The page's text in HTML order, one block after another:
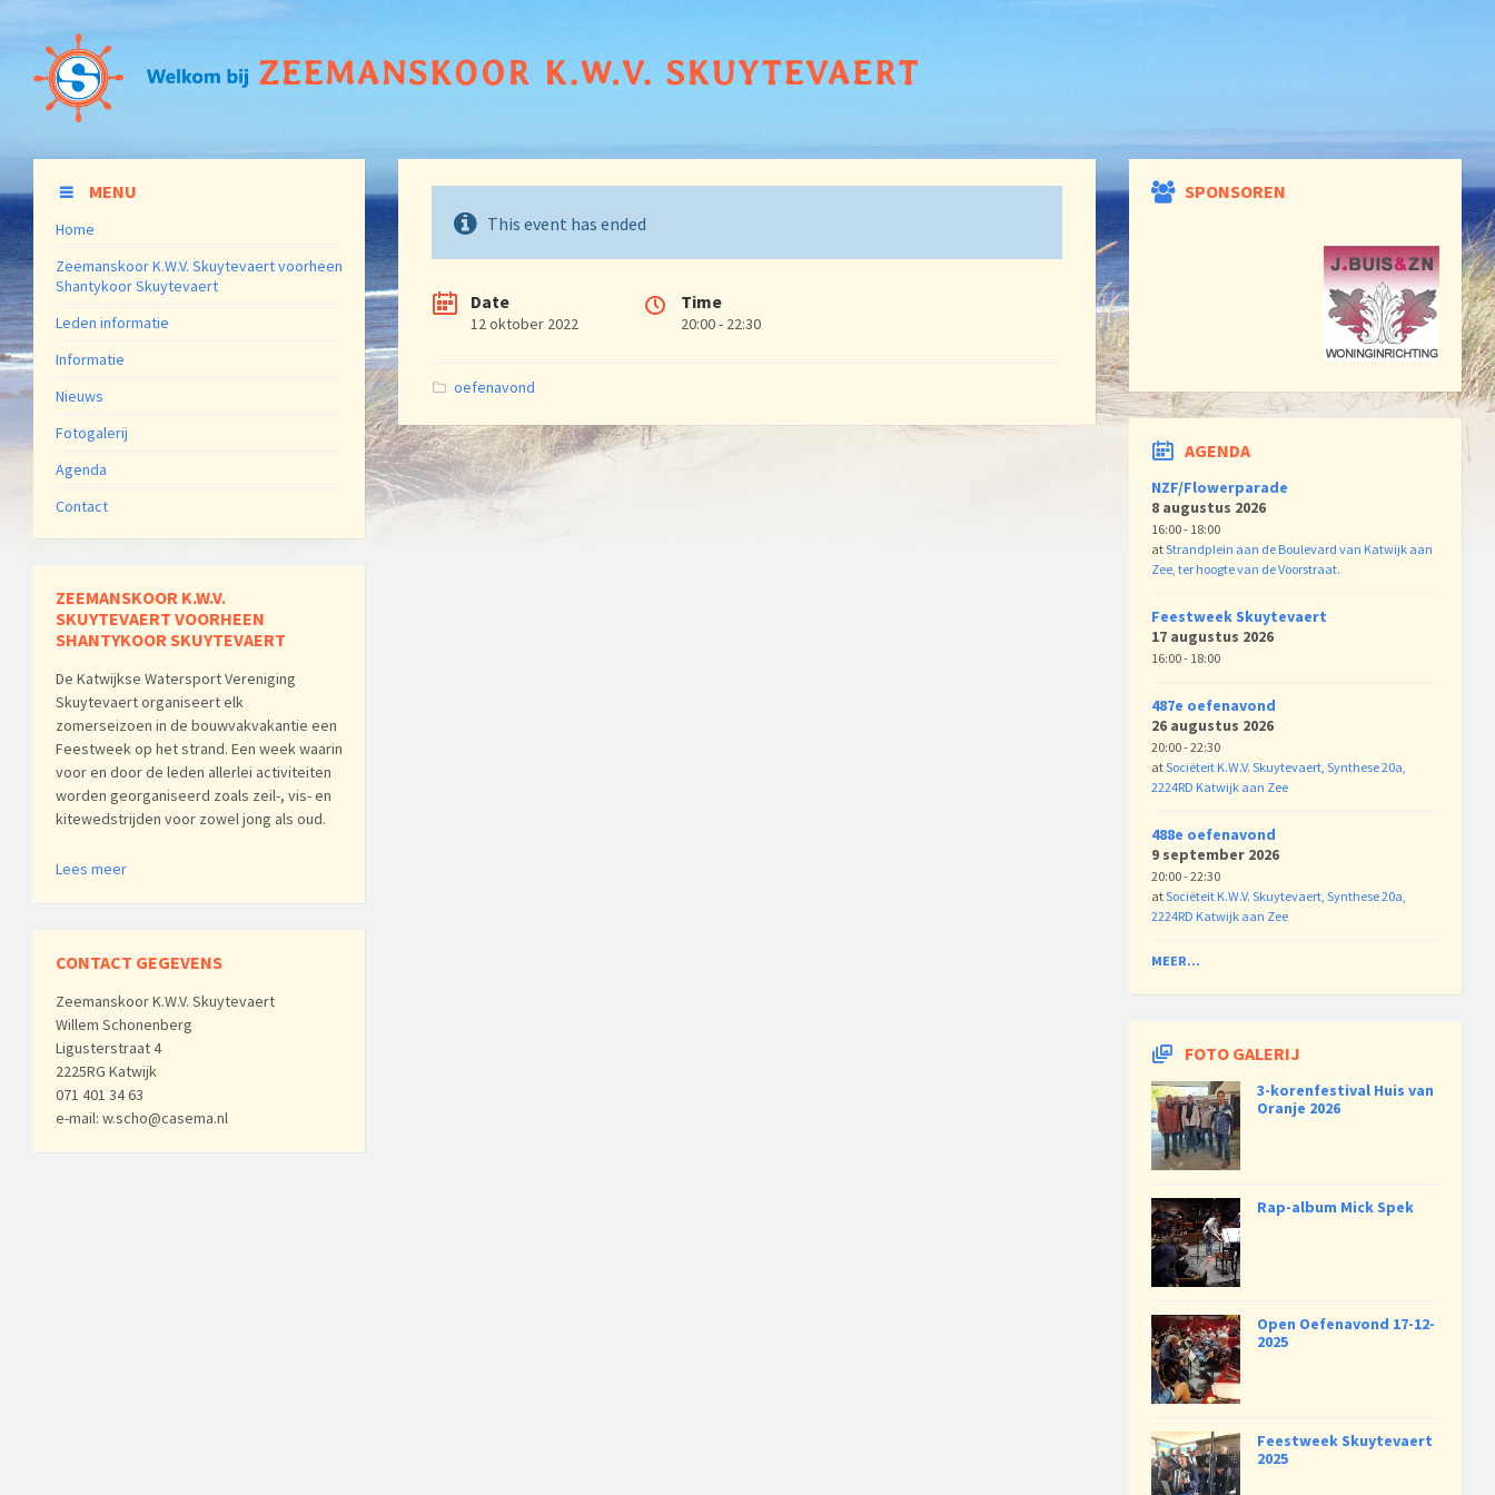
This event has ended
Date
12 oktober 2022
Time
20:00 - 22:30
Categories:
oefenavond
MENU
Home
Zeemanskoor K.W.V. Skuytevaert voorheen
Shantykoor Skuytevaert
Leden informatie
Informatie
Nieuws
Fotogalerij
Agenda
Contact
ZEEMANSKOOR K.W.V.
SKUYTEVAERT VOORHEEN
SHANTYKOOR SKUYTEVAERT
De Katwijkse Watersport Vereniging
Skuytevaert organiseert elk
zomerseizoen in de bouwvakvakantie een
Feestweek op het strand. Een week waarin
voor en door de leden allerlei activiteiten
worden georganiseerd zoals zeil-, vis- en
kitewedstrijden voor zowel jong als oud.
Lees meer
CONTACT GEGEVENS
Zeemanskoor K.W.V. Skuytevaert
Willem Schonenberg
Ligusterstraat 4
2225RG Katwijk
071 401 34 63
e-mail: w.scho@casema.nl
SPONSOREN
AGENDA
NZF/Flowerparade
8 augustus 2026
16:00 - 18:00
atStrandplein aan de Boulevard van Katwijk aan
Zee, ter hoogte van de Voorstraat.
Feestweek Skuytevaert
17 augustus 2026
16:00 - 18:00
487e oefenavond
26 augustus 2026
20:00 - 22:30
atSociëteit K.W.V. Skuytevaert, Synthese 20a,
2224RD Katwijk aan Zee
488e oefenavond
9 september 2026
20:00 - 22:30
atSociëteit K.W.V. Skuytevaert, Synthese 20a,
2224RD Katwijk aan Zee
MEER...
FOTO GALERIJ
3-korenfestival Huis van
Oranje 2026
Rap-album Mick Spek
Open Oefenavond 17-12-
2025
Feestweek Skuytevaert
2025